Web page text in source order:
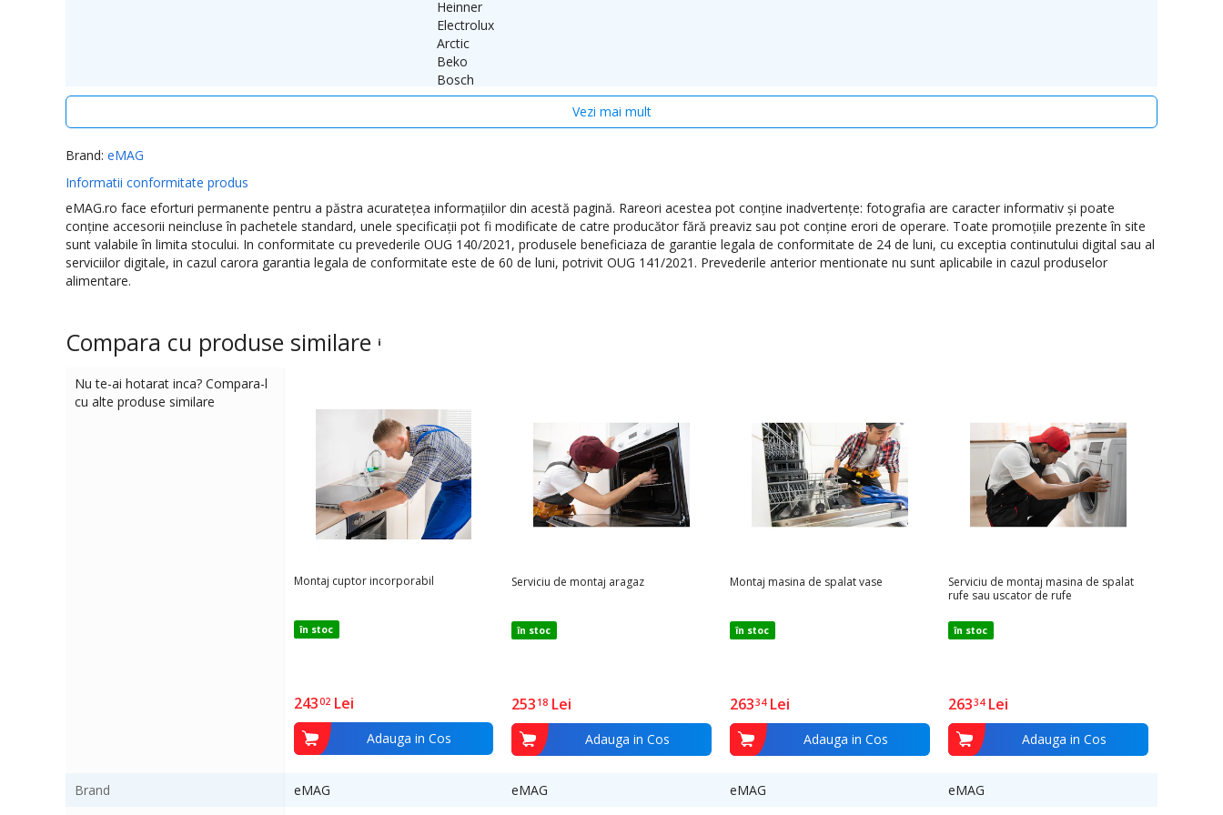
Depanero isi rezerva dreptul de a subcontracta firme autorizate pentru efectuarea montajului
: In cazul in care, la data programata nu se poate efectua montajul deoarece, clientul nu este la domiciliu sau nu sunt
conditii optime pentru realizarea instalarii, costul deplasarii suplimentare, la o data ulterioara, va fi suportat de catre client – 100
LEI .
Operatiunile incluse in serviciul de
1. Desfacere, inlaturare ambalaj, verificare produs;
3. Alimentarea produsului la energie electrica sau gaz;
4. Asamblare finala;
5. Punere in functiune si proba de functionare;
1. Cumperi produsul si talonul pentru instalarea acestuia.
2. Primesti pe mail un link unde vei putea vedea talonul de instalare personalizat in care vei regasi timpul estimat pentru montare,
adresa la care-ti va fi livrat produsul precum si termenii si conditiile instalarii.
Talonul de montare este valabil in anul curent doar pe teritoriul Romaniei.
Heinner
Electrolux
Arctic
Beko
Bosch
Hotpoint
Gorenje
AEG
Hausberg
Serreno
Durata de instalare
Vezi mai mult
Brand: eMAG
Informatii conformitate produs
eMAG.ro face eforturi permanente pentru a păstra acurateţea informaţiilor din acestă pagină. Rareori acestea pot conţine inadvertenţe: fotografia are caracter informativ şi poate
conţine accesorii neincluse în pachetele standard, unele specificaţii pot fi modificate de catre producător fără preaviz sau pot conţine erori de operare. Toate promoţiile prezente în site
sunt valabile în limita stocului. In conformitate cu prevederile OUG 140/2021, produsele beneficiaza de garantie legala de conformitate de 24 de luni, cu exceptia continutului digital sau al
serviciilor digitale, in cazul carora garantia legala de conformitate este de 60 de luni, potrivit OUG 141/2021. Prevederile anterior mentionate nu sunt aplicabile in cazul produselor
alimentare.
Compara cu produse similare
Nu te-ai hotarat inca? Compara-l
cu alte produse similare
Montaj cuptor incorporabil
în stoc
24302 Lei
Adauga in Cos
Serviciu de montaj aragaz
în stoc
253 18 Lei
Adauga in Cos
Montaj masina de spalat vase
în stoc
26334 Lei
Adauga in Cos
Serviciu de montaj masina de spalat
rufe sau uscator de rufe
în stoc
26334 Lei
Adauga in Cos
Brand eMAG eMAG eMAG
eMAG